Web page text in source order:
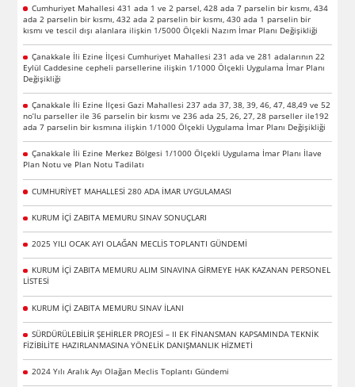
Cumhuriyet Mahallesi 431 ada 1 ve 2 parsel, 428 ada 7 parselin bir kısmı, 434
ada 2 parselin bir kısmı, 432 ada 2 parselin bir kısmı, 430 ada 1 parselin bir
kısmı ve tescil dışı alanlara ilişkin 1/5000 Ölçekli Nazım İmar Planı Değişikliği
Çanakkale İli Ezine İlçesi Cumhuriyet Mahallesi 231 ada ve 281 adalarının 22
Eylül Caddesine cepheli parsellerine ilişkin 1/1000 Ölçekli Uygulama İmar Planı
Değişikliği
Çanakkale İli Ezine İlçesi Gazi Mahallesi 237 ada 37, 38, 39, 46, 47, 48,49 ve 52
no’lu parseller ile 36 parselin bir kısmı ve 236 ada 25, 26, 27, 28 parseller ile192
ada 7 parselin bir kısmına ilişkin 1/1000 Ölçekli Uygulama İmar Planı Değişikliği
Çanakkale İli Ezine Merkez Bölgesi 1/1000 Ölçekli Uygulama İmar Planı İlave
Plan Notu ve Plan Notu Tadilatı
CUMHURİYET MAHALLESİ 280 ADA İMAR UYGULAMASI
KURUM İÇİ ZABITA MEMURU SINAV SONUÇLARI
2025 YILI OCAK AYI OLAĞAN MECLİS TOPLANTI GÜNDEMİ
KURUM İÇİ ZABITA MEMURU ALIM SINAVINA GİRMEYE HAK KAZANAN PERSONEL
LİSTESİ
KURUM İÇİ ZABITA MEMURU SINAV İLANI
SÜRDÜRÜLEBİLİR ŞEHİRLER PROJESİ – II EK FİNANSMAN KAPSAMINDA TEKNİK
FİZİBİLİTE HAZIRLANMASINA YÖNELİK DANIŞMANLIK HİZMETİ
2024 Yılı Aralık Ayı Olağan Meclis Toplantı Gündemi